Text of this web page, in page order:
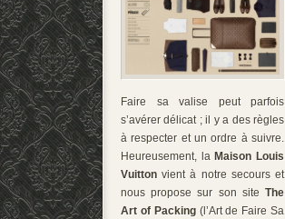
Faire sa valise peut parfois
s’avérer délicat ; il y a des règles
à respecter et un ordre à suivre.
Heureusement, la Maison Louis
Vuitton vient à notre secours et
nous propose sur son site The
Art of Packing(l’Art de Faire Sa